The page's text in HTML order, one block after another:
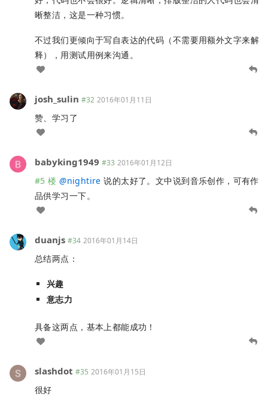
晰整洁，这是一种习惯。
不过我们更倾向于写自表达的代码（不需要用额外文字来解
释），用测试用例来沟通。
josh_sulin #32 2016年01月11日
赞、学习了
babyking1949 #33 2016年01月12日
#5 楼 @nightire 说的太好了。文中说到音乐创作，可有作
品供学习一下。
duanjs #34 2016年01月14日
总结两点：
兴趣
意志力
具备这两点，基本上都能成功！
slashdot #35 2016年01月15日
很好